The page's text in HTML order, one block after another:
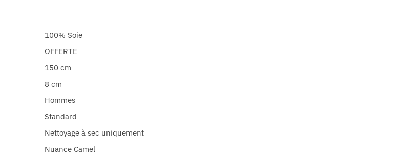
100% Soie
OFFERTE
150 cm
8 cm
Hommes
Standard
Nettoyage à sec uniquement
Nuance Camel